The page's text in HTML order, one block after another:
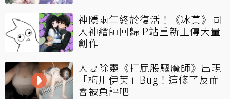
神隱兩年終於復活！《冰菓》同
人神繪師回歸 P站重新上傳大量
創作
人妻除靈《打屁股驅魔師》出現
「梅川伊芙」Bug！這修了反而
會被負評吧